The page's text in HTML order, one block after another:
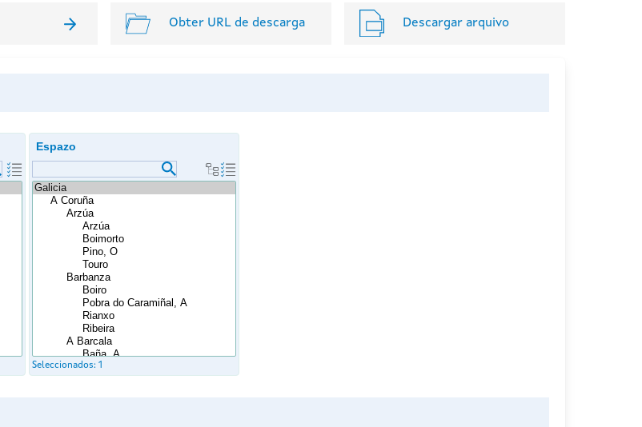
Obter URL de descarga Descargar arquivo
Espazo
Seleccionados: 1